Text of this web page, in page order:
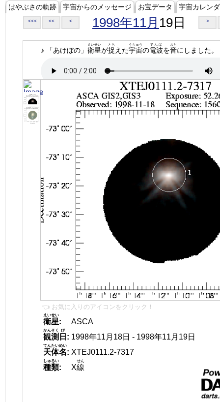
はやぶさの軌跡 宇宙からのメッセージ お宝データ 宇宙カレン
<<< << < 1998年11月 19日 >
♪ 「あけぼの」 衛星
えいせい
が捉
とら
えた宇宙
うちゅう
の電波
でんぱ
を音
おと
にしました。
👈 お気に入りのアイコンをクリック！
衛星
えいせい
:
ASCA
観測
かんそく
日
び
: 1998年11月18日 - 1998年11月19日
天体名
てんたいめい
: XTEJ0111.2-7317
種類
しゅるい
: X線
せん